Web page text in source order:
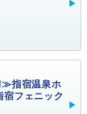
指宿温泉ホ
宿フェニック